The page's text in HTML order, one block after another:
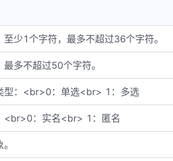
至少1个字符，最多不超过36个字符。
多不超过50个字符。
型：<br>0：单选<br> 1：多选
<br>0：实名<br> 1：匿名